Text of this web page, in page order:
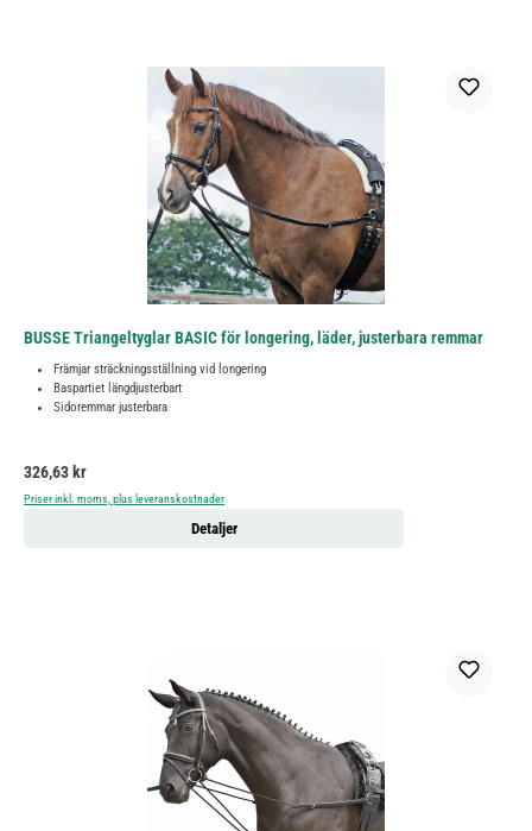
BUSSE Triangeltyglar BASIC för longering, läder, justerbara remmar
Främjar sträckningsställning vid longering
Baspartiet längdjusterbart
Sidoremmar justerbara
Ordinarie pris:
326,63 kr
Priser inkl. moms, plus leveranskostnader
Detaljer